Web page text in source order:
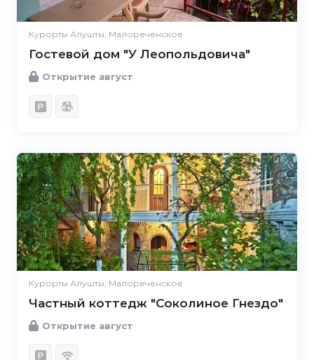
Курорты Алушты, Малореченское
Гостевой дом "У Леопольдовича"
Открытие август
Курорты Алушты, Малореченское
Частный коттедж "Соколиное Гнездо"
Открытие август